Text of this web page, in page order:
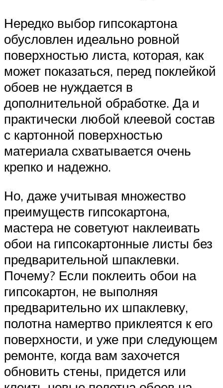
Нередко выбор гипсокартона
обусловлен идеально ровной
поверхностью листа, которая, как
может показаться, перед поклейкой
обоев не нуждается в
дополнительной обработке. Да и
практически любой клеевой состав
с картонной поверхностью
материала схватывается очень
крепко и надежно.
Но, даже учитывая множество
преимуществ гипсокартона,
мастера не советуют наклеивать
обои на гипсокартонные листы без
предварительной шпаклевки.
Почему? Если поклеить обои на
гипсокартон, не выполняя
предварительно их шпаклевку,
полотна намертво приклеятся к его
поверхности, и уже при следующем
ремонте, когда вам захочется
обновить стены, придется или